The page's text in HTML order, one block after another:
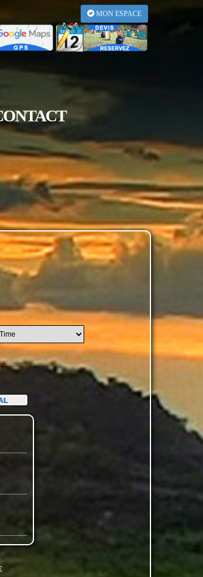
MON ESPACE